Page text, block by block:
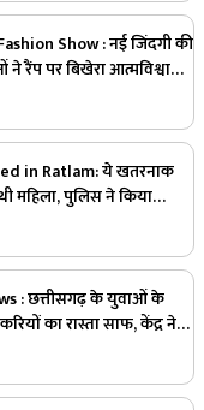
Show : नई जिंदगी की
रैंप पर बिखेरा आत्मविश्वास,
in Ratlam: ये खतरनाक
महिला, पुलिस ने किया
वाली सच्चाई
के
का रास्ता साफ, केंद्र ने